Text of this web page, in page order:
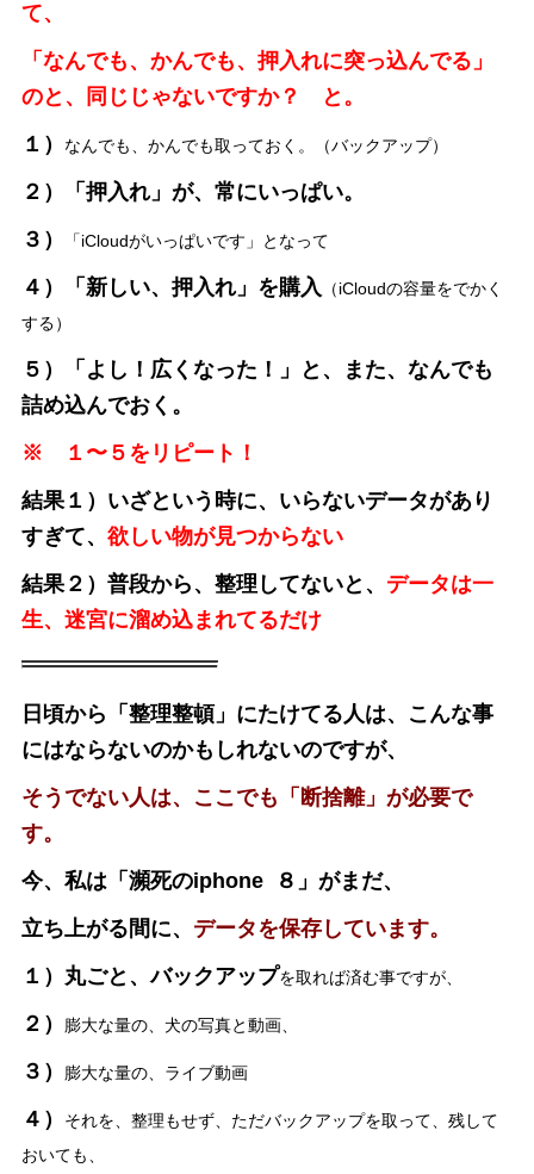
て、
「なんでも、かんでも、押入れに突っ込んでる」
のと、同じじゃないですか？ と。
１）
なんでも、かんでも取っておく。（バックアップ）
２）「押入れ」が、常にいっぱい。
３）
「iCloudがいっぱいです」となって
４）「新しい、押入れ」を購入 （iCloudの容量をでかく
する）
５）「よし！広くなった！」と、また、なんでも
詰め込んでおく。
※ １〜５をリピート！
結果１）いざという時に、いらないデータがあり
すぎて、 欲しい物が見つからない
結果２）普段から、整理してないと、 データは一
生、迷宮に溜め込まれてるだけ
日頃から「整理整頓」にたけてる人は、こんな事
にはならないのかもしれないのですが、
そうでない人は、ここでも「断捨離」が必要で
す。
今、私は「瀕死のiphone ８」がまだ、
立ち上がる間に、 データを保存しています。
１）丸ごと、バックアップを取れば済む事ですが、
２） 膨大な量の、犬の写真と動画、
３） 膨大な量の、ライブ動画
４）
それを、整理もせず、ただバックアップを取って、残して
おいても、